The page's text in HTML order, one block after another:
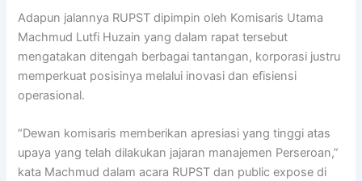
Adapun jalannya RUPST dipimpin oleh Komisaris Utama
Machmud Lutfi Huzain yang dalam rapat tersebut
mengatakan ditengah berbagai tantangan, korporasi justru
memperkuat posisinya melalui inovasi dan efisiensi
operasional.
“Dewan komisaris memberikan apresiasi yang tinggi atas
upaya yang telah dilakukan jajaran manajemen Perseroan,”
kata Machmud dalam acara RUPST dan public expose di